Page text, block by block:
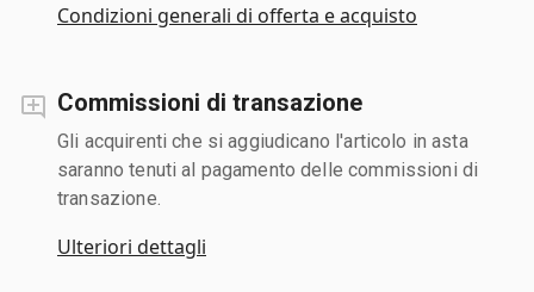
Condizioni generali di offerta e acquisto
Commissioni di transazione
Gli acquirenti che si aggiudicano l'articolo in asta
saranno tenuti al pagamento delle commissioni di
transazione.
Ulteriori dettagli